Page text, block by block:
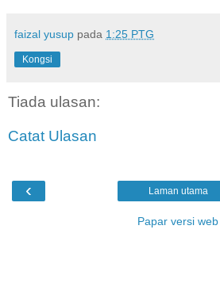
faizal yusup pada 1:25 PTG
Kongsi
Tiada ulasan:
Catat Ulasan
‹ Laman utama
Papar versi web